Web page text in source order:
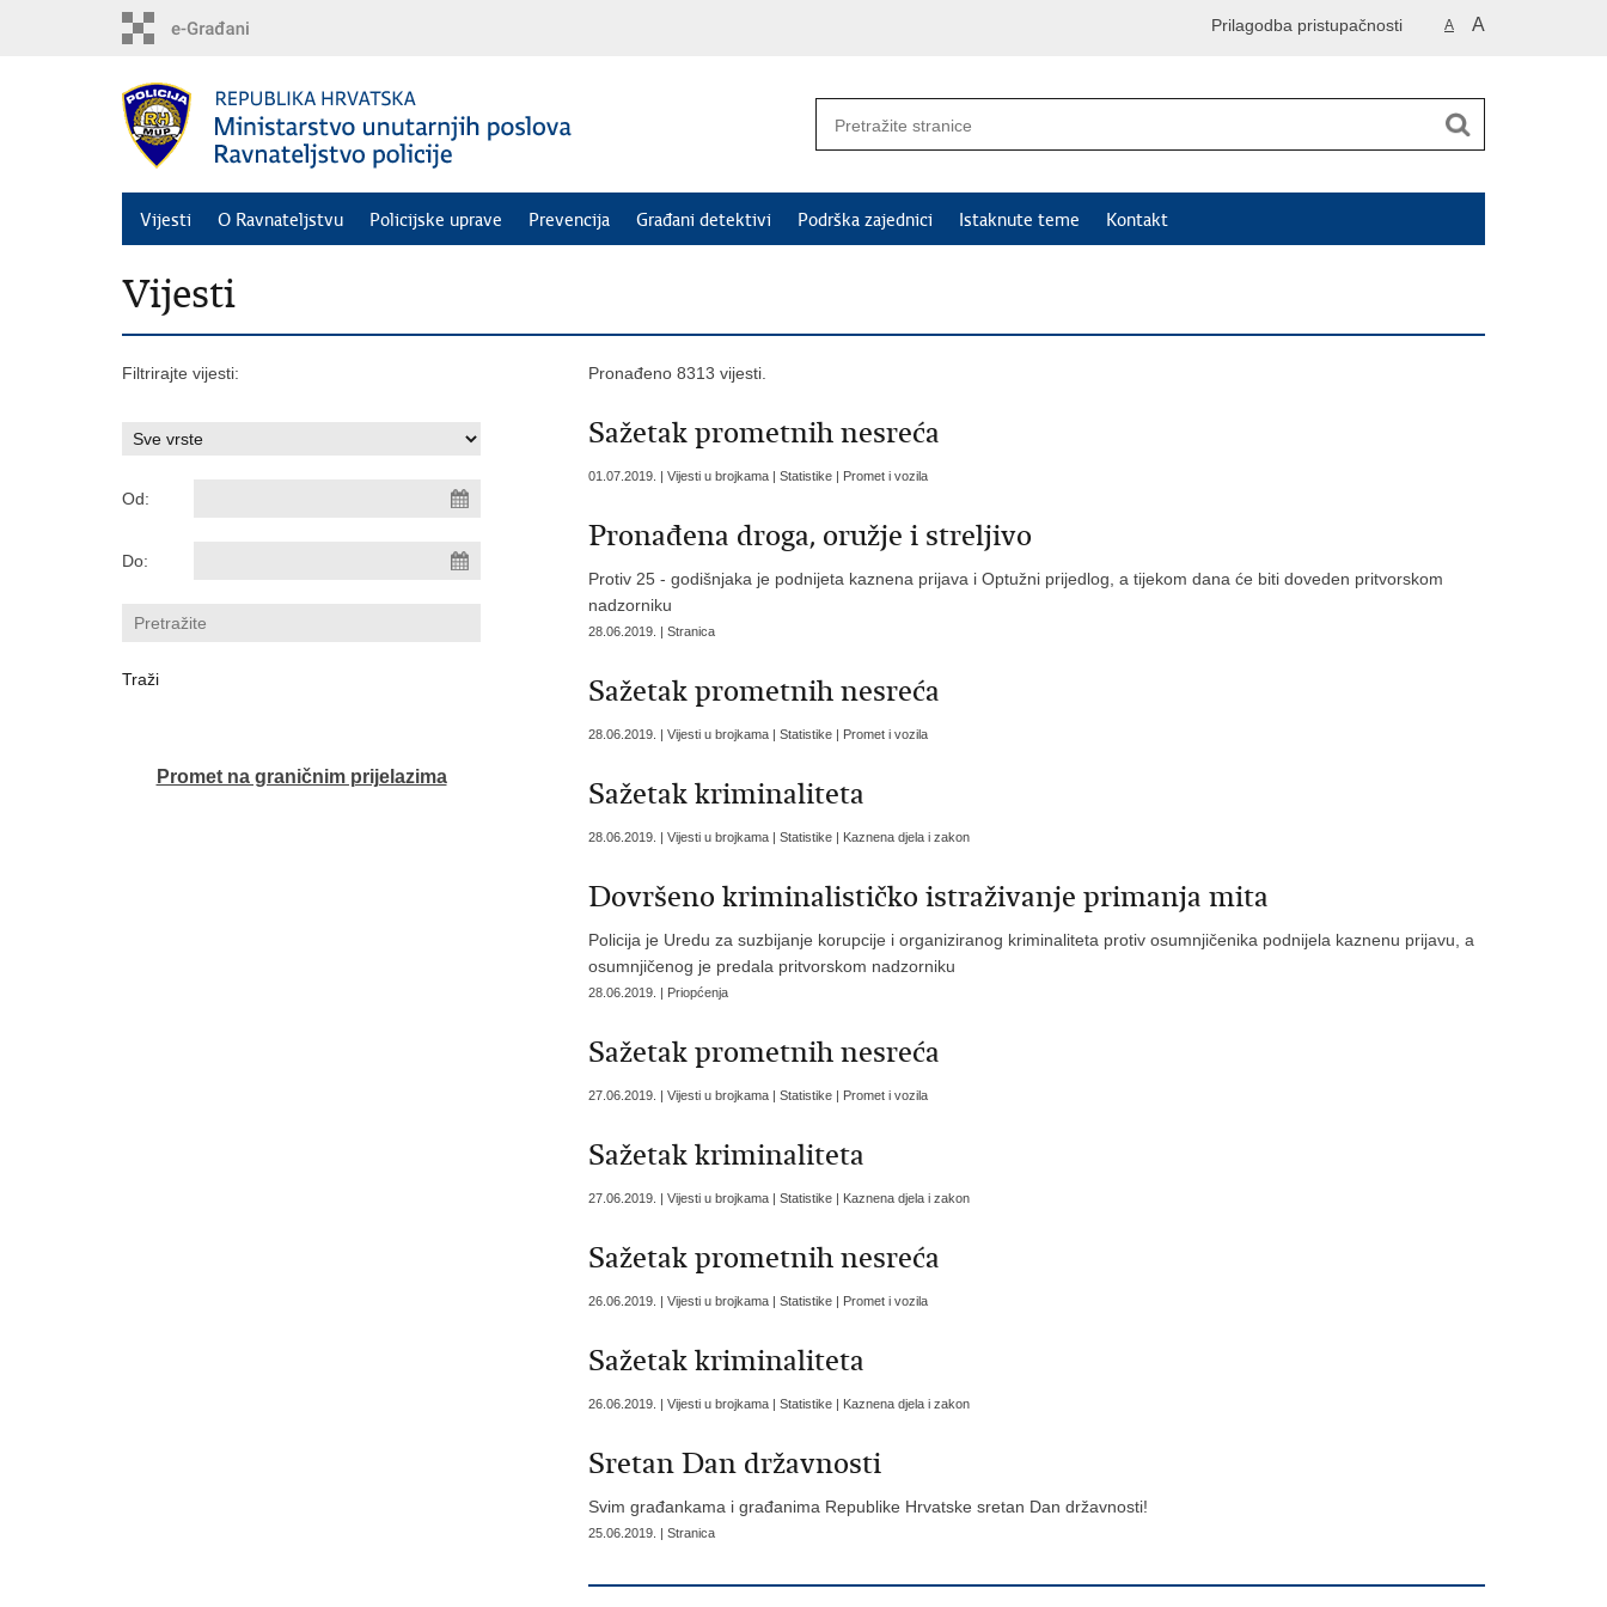
A A
Prilagodba pristupačnosti
Vijesti O Ravnateljstvu Policijske uprave Prevencija Građani detektivi Podrška zajednici Istaknute teme Kontakt
Vijesti
Filtrirajte vijesti:
Od:
Do:
Promet na graničnim prijelazima
Pronađeno 8313 vijesti.
Sažetak prometnih nesreća
01.07.2019. | Vijesti u brojkama | Statistike | Promet i vozila
Pronađena droga, oružje i streljivo
Protiv 25 - godišnjaka je podnijeta kaznena prijava i Optužni prijedlog, a tijekom dana će biti doveden pritvorskom
nadzorniku
28.06.2019. | Stranica
Sažetak prometnih nesreća
28.06.2019. | Vijesti u brojkama | Statistike | Promet i vozila
Sažetak kriminaliteta
28.06.2019. | Vijesti u brojkama | Statistike | Kaznena djela i zakon
Dovršeno kriminalističko istraživanje primanja mita
Policija je Uredu za suzbijanje korupcije i organiziranog kriminaliteta protiv osumnjičenika podnijela kaznenu prijavu, a
osumnjičenog je predala pritvorskom nadzorniku
28.06.2019. | Priopćenja
Sažetak prometnih nesreća
27.06.2019. | Vijesti u brojkama | Statistike | Promet i vozila
Sažetak kriminaliteta
27.06.2019. | Vijesti u brojkama | Statistike | Kaznena djela i zakon
Sažetak prometnih nesreća
26.06.2019. | Vijesti u brojkama | Statistike | Promet i vozila
Sažetak kriminaliteta
26.06.2019. | Vijesti u brojkama | Statistike | Kaznena djela i zakon
Sretan Dan državnosti
Svim građankama i građanima Republike Hrvatske sretan Dan državnosti!
25.06.2019. | Stranica